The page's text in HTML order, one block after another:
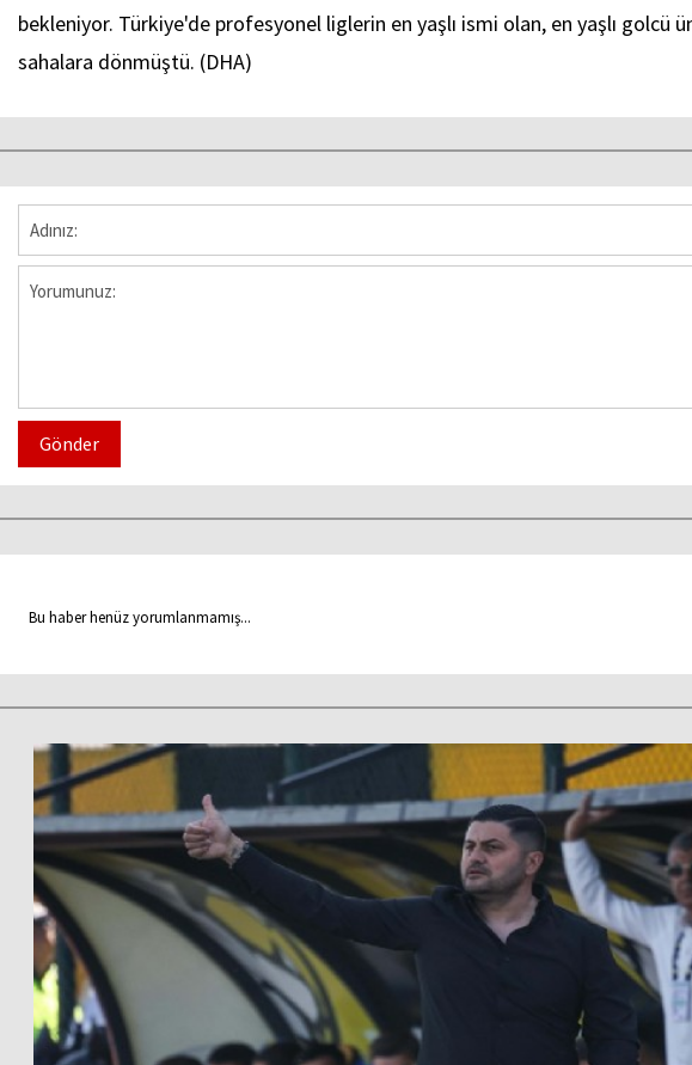
bekleniyor. Türkiye'de profesyonel liglerin en yaşlı ismi olan, en yaşlı golcü
sahalara dönmüştü. (DHA)
Gönder
Bu haber henüz yorumlanmamış...